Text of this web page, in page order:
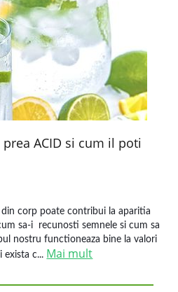
ACID si cum il poti
corp poate contribui la aparitia
sa-i recunosti semnele si cum sa
nostru functioneaza bine la valori
exista c... Mai mult